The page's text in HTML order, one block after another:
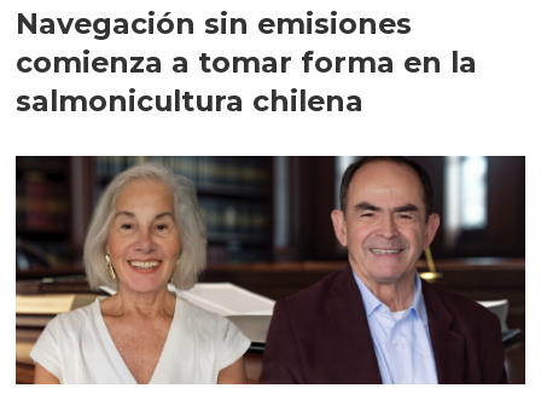
Navegación sin emisiones
comienza a tomar forma en la
salmonicultura chilena